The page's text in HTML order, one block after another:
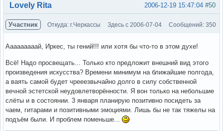
Вне форума #50
2006-12-19 15:47:04
Lovely Rita
Участник Откуда: г.Черкассы Здесь с 2006-07-04 Сообщений: 350
Ааааааааай, Иркес, ты гений!!! или хотя бы что-то в этом духе!
Всё! Надо просвещать... Только кто предложит внешний вид этого
произведения искусства? Времени минимум на ближайшие полгода,
а ваять самой будет чрееезвычайно долго в силу собственной
вечной эстетской неудовлетворённости. Я вон только на небольшие
слёты и в состоянии. 3 января планирую позитивно посидеть за
чаем, гитарами и позитивными эмоциями. Лишь бы не так тяжелы на
подъём были. И проблем поменьше...